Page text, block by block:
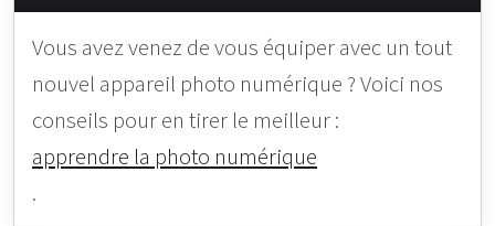
Vous avez venez de vous équiper avec un tout
nouvel appareil photo numérique ? Voici nos
conseils pour en tirer le meilleur :
apprendre la photo numérique
.